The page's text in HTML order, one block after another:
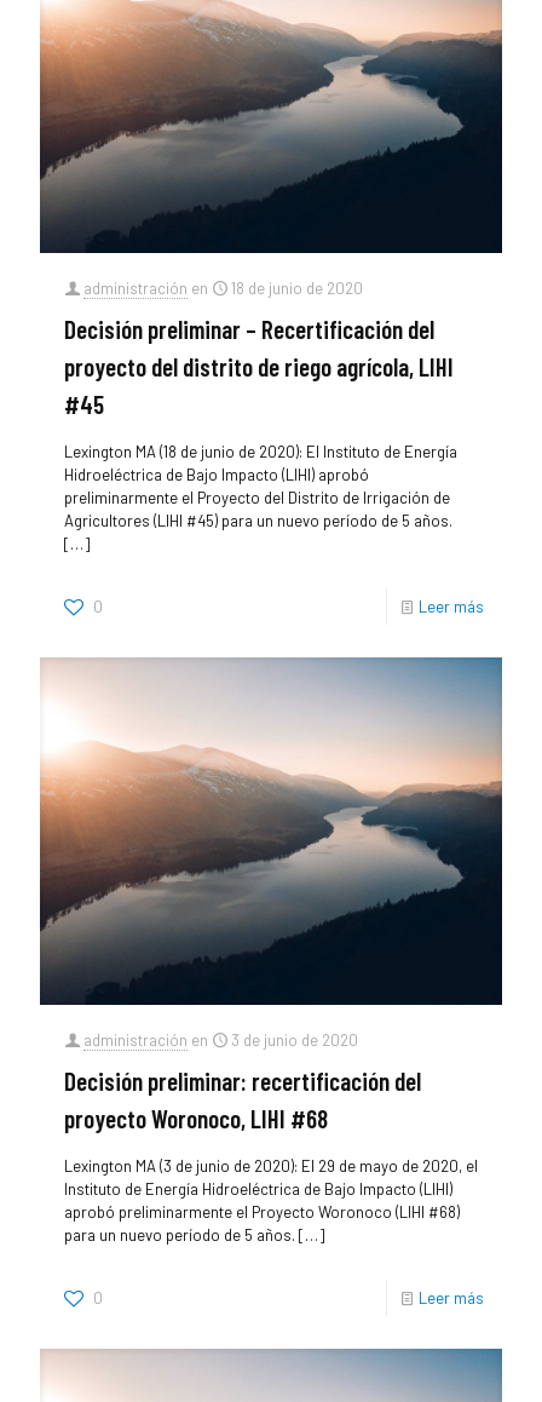
administración en 18 de junio de 2020
Decisión preliminar – Recertificación del
proyecto del distrito de riego agrícola, LIHI
#45
Lexington MA (18 de junio de 2020): El Instituto de Energía
Hidroeléctrica de Bajo Impacto (LIHI) aprobó
preliminarmente el Proyecto del Distrito de Irrigación de
Agricultores (LIHI #45) para un nuevo período de 5 años.
[…]
0 Leer más
administración en 3 de junio de 2020
Decisión preliminar: recertificación del
proyecto Woronoco, LIHI #68
Lexington MA (3 de junio de 2020): El 29 de mayo de 2020, el
Instituto de Energía Hidroeléctrica de Bajo Impacto (LIHI)
aprobó preliminarmente el Proyecto Woronoco (LIHI #68)
para un nuevo período de 5 años. […]
0 Leer más